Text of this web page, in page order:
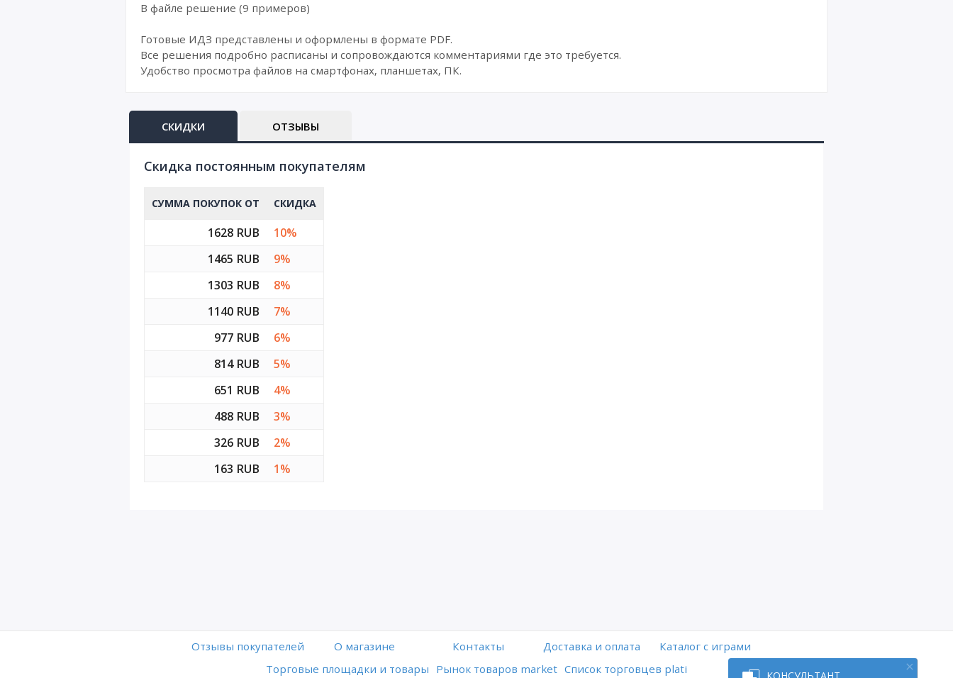
В файле решение (9 примеров)
Готовые ИДЗ представлены и оформлены в формате PDF.
Все решения подробно расписаны и сопровождаются комментариями где это требуется.
Удобство просмотра файлов на смартфонах, планшетах, ПК.
СКИДКИ ОТЗЫВЫ
Cкидка постоянным покупателям
СУММА ПОКУПОК ОТ СКИДКА
1628 RUB
10%
1465 RUB
9%
1303 RUB
8%
1140 RUB
7%
977 RUB
6%
814 RUB
5%
651 RUB
4%
488 RUB
3%
326 RUB
2%
163 RUB
1%
Отзывы покупателей O магазине Контакты Доставка и оплата
Каталог с играми
Торговые площадки и товары Рынок товаров market Список торговцев plati